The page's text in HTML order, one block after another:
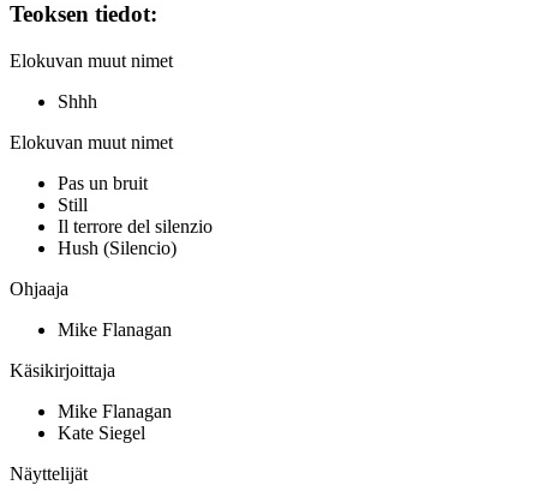
Teoksen tiedot:
Elokuvan muut nimet
Shhh
Elokuvan muut nimet
Pas un bruit
Still
Il terrore del silenzio
Hush (Silencio)
Ohjaaja
Mike Flanagan
Käsikirjoittaja
Mike Flanagan
Kate Siegel
Näyttelijät